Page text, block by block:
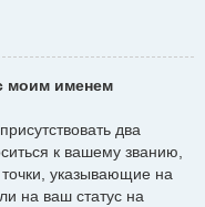
моим именем
два
к вашему званию,
точки, указывающие на
на ваш статус на